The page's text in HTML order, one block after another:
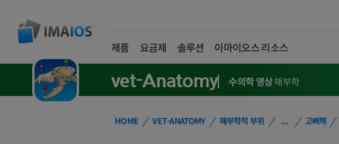
제품 요금제 솔루션 이마이오스 리소스
vet-Anatomy 수의학 영상해부학
HOME VET-ANATOMY 해부학적 부위 ... 고삐핵